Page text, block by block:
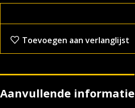
Toevoegen aan verlanglijst
Aanvullende informatie